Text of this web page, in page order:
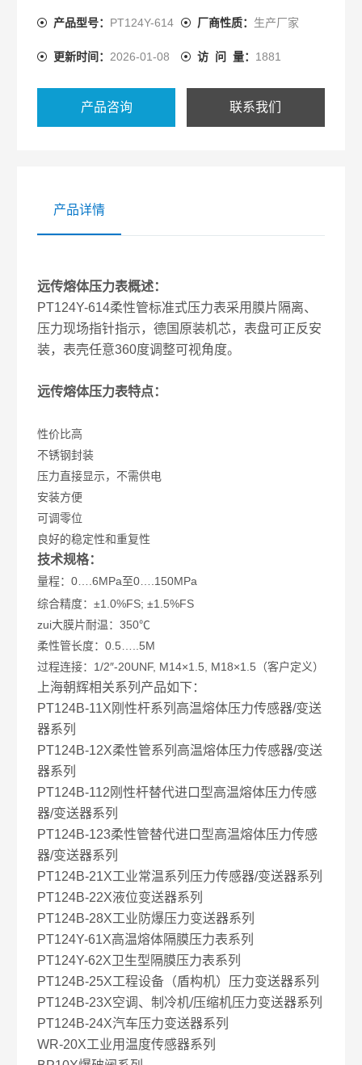
产品型号： PT124Y-614 厂商性质： 生产厂家
更新时间： 2026-01-08 访 问 量： 1881
产品咨询 联系我们
产品详情
远传熔体压力表概述：
PT124Y-614柔性管标准式压力表采用膜片隔离、
压力现场指针指示，德国原装机芯，表盘可正反安
装，表壳任意360度调整可视角度。
远传熔体压力表特点：
性价比高
不锈钢封装
压力直接显示，不需供电
安装方便
可调零位
良好的稳定性和重复性
技术规格：
量程：0….6MPa至0….150MPa
综合精度：±1.0%FS; ±1.5%FS
zui大膜片耐温：350℃
柔性管长度：0.5…..5M
过程连接：1/2″-20UNF, M14×1.5, M18×1.5（客户定义）
上海朝辉相关系列产品如下：
PT124B-11X刚性杆系列高温熔体压力传感器/变送
器系列
PT124B-12X柔性管系列高温熔体压力传感器/变送
器系列
PT124B-112刚性杆替代进口型高温熔体压力传感
器/变送器系列
PT124B-123柔性管替代进口型高温熔体压力传感
器/变送器系列
PT124B-21X工业常温系列压力传感器/变送器系列
PT124B-22X液位变送器系列
PT124B-28X工业防爆压力变送器系列
PT124Y-61X高温熔体隔膜压力表系列
PT124Y-62X卫生型隔膜压力表系列
PT124B-25X工程设备（盾构机）压力变送器系列
PT124B-23X空调、制冷机/压缩机压力变送器系列
PT124B-24X汽车压力变送器系列
WR-20X工业用温度传感器系列